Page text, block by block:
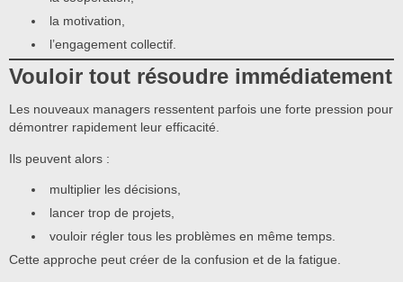
la motivation,
l’engagement collectif.
Vouloir tout résoudre immédiatement
Les nouveaux managers ressentent parfois une forte pression pour
démontrer rapidement leur efficacité.
Ils peuvent alors :
multiplier les décisions,
lancer trop de projets,
vouloir régler tous les problèmes en même temps.
Cette approche peut créer de la confusion et de la fatigue.